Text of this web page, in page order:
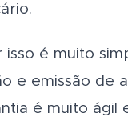
isso é muito
e emissão de
é muito ágil